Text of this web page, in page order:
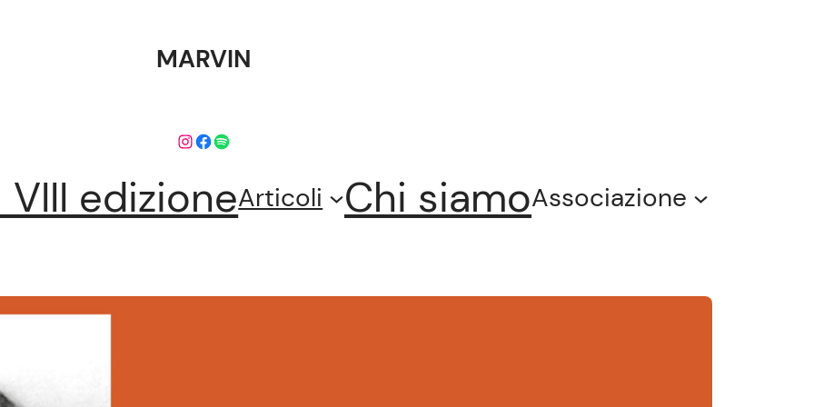
MARVIN
Instagram
Facebook
Spotify
VIII edizioneArticoli Chi siamoAssociazione